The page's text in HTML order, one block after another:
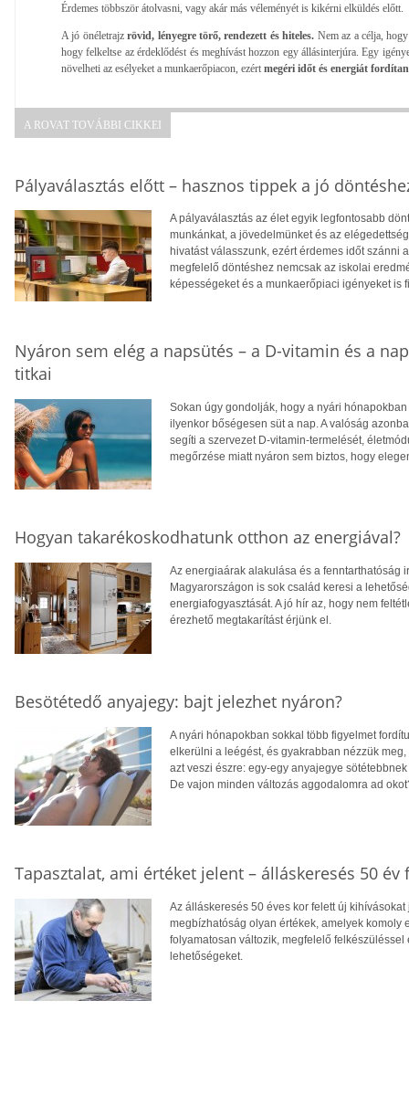
Érdemes többször átolvasni, vagy akár más véleményét is kikérni elküldés előtt.
A jó önéletrajzrövid, lényegre törő, rendezett és hiteles. Nem az a célja,
hogy felkeltse az érdeklődést és meghívást hozzon egy állásinterjúra. Egy
növelheti az esélyeket a munkaerőpiacon, ezért megéri időt és energiát
A ROVAT TOVÁBBI CIKKEI
Pályaválasztás előtt – hasznos tippek a jó
A pályaválasztás az élet egyik legfontosabb
munkánkat, a jövedelmünket és az
hivatást válasszunk, ezért érdemes időt szánni
megfelelő döntéshez nemcsak az iskolai
képességeket és a munkaerőpiaci igényeket is
Nyáron sem elég a napsütés – a D-vitamin és a
titkai
Sokan úgy gondolják, hogy a nyári
ilyenkor bőségesen süt a nap. A valóság
segíti a szervezet D-vitamin-termelését,
megőrzése miatt nyáron sem biztos, hogy
Hogyan takarékoskodhatunk otthon az energiával?
Az energiaárak alakulása és a fenntarthatóság
Magyarországon is sok család keresi a
energiafogyasztását. A jó hír az, hogy nem
érezhető megtakarítást érjünk el.
Besötétedő anyajegy: bajt jelezhet nyáron?
A nyári hónapokban sokkal több figyelmet
elkerülni a leégést, és gyakrabban nézzük
azt veszi észre: egy-egy anyajegye
De vajon minden változás aggodalomra ad
Tapasztalat, ami értéket jelent – álláskeresés 50 év
Az álláskeresés 50 éves kor felett új
megbízhatóság olyan értékek, amelyek komoly
folyamatosan változik, megfelelő
lehetőségeket.